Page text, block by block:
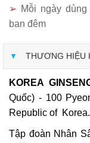
➢ Mỗi ngày
ban đêm
THƯƠNG HIỆU
KOREA
Quốc) - 100
Republic of Korea.
Tập đoàn Nhân